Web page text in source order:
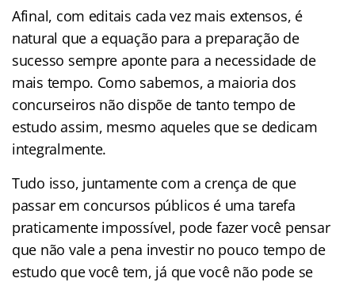
Afinal, com editais cada vez mais extensos, é
natural que a equação para a preparação de
sucesso sempre aponte para a necessidade de
mais tempo. Como sabemos, a maioria dos
concurseiros não dispõe de tanto tempo de
estudo assim, mesmo aqueles que se dedicam
integralmente.
Tudo isso, juntamente com a crença de que
passar em concursos públicos é uma tarefa
praticamente impossível, pode fazer você pensar
que não vale a pena investir no pouco tempo de
estudo que você tem, já que você não pode se